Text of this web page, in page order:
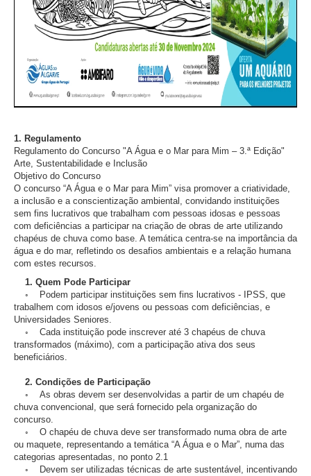
1. Regulamento
Regulamento do Concurso "A Água e o Mar para Mim – 3.ª Edição"
Arte, Sustentabilidade e Inclusão
Objetivo do Concurso
O concurso “A Água e o Mar para Mim” visa promover a criatividade,
a inclusão e a conscientização ambiental, convidando instituições
sem fins lucrativos que trabalham com pessoas idosas e pessoas
com deficiências a participar na criação de obras de arte utilizando
chapéus de chuva como base. A temática centra-se na importância da
água e do mar, refletindo os desafios ambientais e a relação humana
com estes recursos.
1. Quem Pode Participar
◦ Podem participar instituições sem fins lucrativos - IPSS, que
trabalhem com idosos e/jovens ou pessoas com deficiências, e
Universidades Seniores.
◦ Cada instituição pode inscrever até 3 chapéus de chuva
transformados (máximo), com a participação ativa dos seus
beneficiários.
2. Condições de Participação
◦ As obras devem ser desenvolvidas a partir de um chapéu de
chuva convencional, que será fornecido pela organização do
concurso.
◦ O chapéu de chuva deve ser transformado numa obra de arte
ou maquete, representando a temática “A Água e o Mar”, numa das
categorias apresentadas, no ponto 2.1
◦ Devem ser utilizadas técnicas de arte sustentável, incentivando